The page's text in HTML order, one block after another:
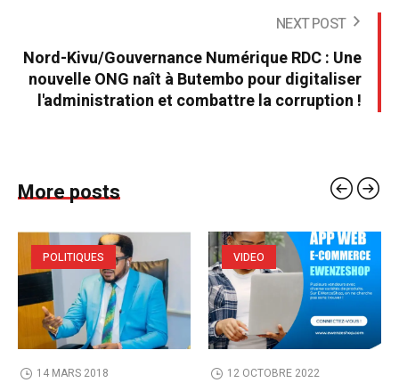
NEXT POST
Nord-Kivu/Gouvernance Numérique RDC : Une
nouvelle ONG naît à Butembo pour digitaliser
l'administration et combattre la corruption !
More posts
POLITIQUES
14 MARS 2018
VIDEO
12 OCTOBRE 2022